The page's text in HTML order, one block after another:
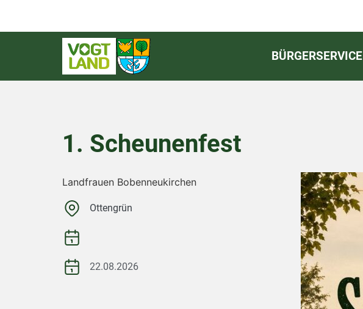
BÜRGERSERVICE
1. Scheunenfest
Landfrauen Bobenneukirchen
Ottengrün
22.08.2026